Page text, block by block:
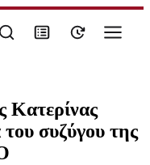
Κατερίνας
του συζύγου της